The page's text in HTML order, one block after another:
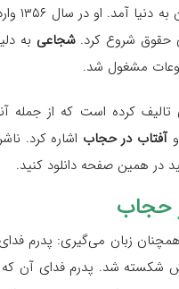
در
حقوق شروع کرد.شجاعی به
مشغول شد.
وآفتاب در حجاب اشاره کرد.
در همین صفحه دانلود کنید.
حجاب
همچنان زبان می‌گیری: پدرم
شکسته شد. پدرم فدای آن که